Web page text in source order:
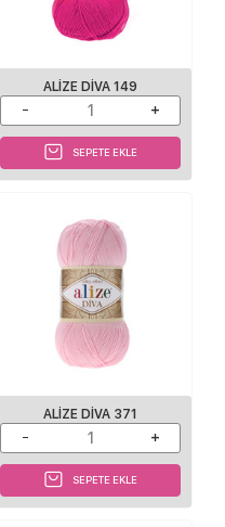
ALIZE DIVA 149
SEPETE EKLE
ALIZE DIVA 371
SEPETE EKLE